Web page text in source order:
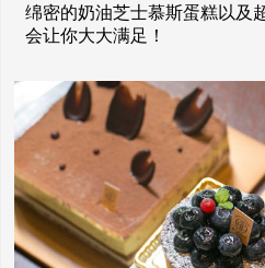
绵密的奶油芝士慕斯蛋糕以及
会让你大大满足！